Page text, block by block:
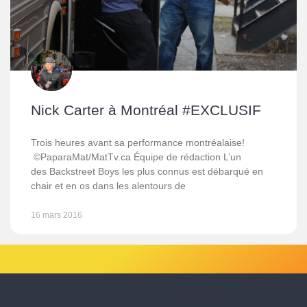
Nick Carter à Montréal #EXCLUSIF
Trois heures avant sa performance montréalaise!
©PaparaMat/MatTv.ca Équipe de rédaction L’un
des Backstreet Boys les plus connus est débarqué en
chair et en os dans les alentours de
16 mars 2016